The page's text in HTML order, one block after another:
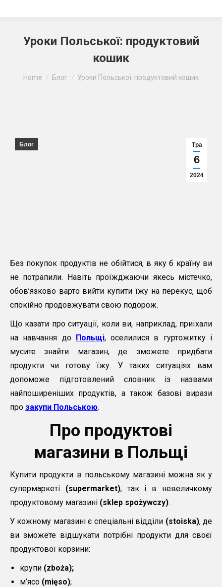
Уроки Польської: продуктовий
кошик
Ви тут:
Home Блог Уроки Польської: продуктовий кошик
Тра
6
2024
Блог
Без покупок продуктів не обійтися, в яку б країну ви
не потрапили. Навіть проїжджаючи якесь містечко,
обов’язково варто вийти купити їжу на перекус, щоб
спокійно продовжувати свою подорож.
Що казати про ситуації, коли ви, наприклад, приїхали
на навчання до Польщі, оселилися в гуртожитку і
мусите знайти магазин, де зможете придбати
продукти чи готову їжу. У таких ситуаціях вам
допоможе підготовлений словник із назвами
найпоширеніших продуктів, а також базові вирази
про закупи Польською.
Про продуктові
магазини в Польщі
Купити продукти в польському магазині можна як у
супермаркеті (supermarket), так і в невеличкому
продуктовому магазині (sklep spożywczy).
У кожному магазині є спеціальні відділи (stoiska), де
ви зможете відшукати потрібні продукти для своєї
продуктової корзини:
крупи (zboża);
м’ясо (mięso);